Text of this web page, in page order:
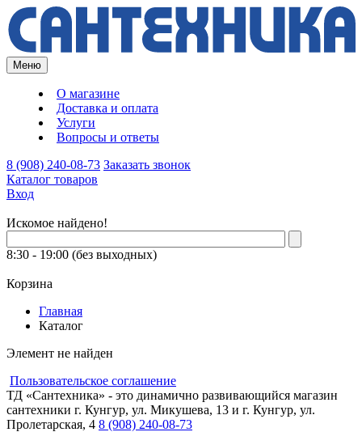
Меню
О магазине
Доставка и оплата
Услуги
Вопросы и ответы
8 (908) 240-08-73 Заказать звонок
Каталог товаров
Вход
Искомое найдено!
8:30 - 19:00 (без выходных)
Корзина
Главная
Каталог
Элемент не найден
Пользовательское соглашение
ТД «Сантехника» - это динамично развивающийся магазин
сантехники г. Кунгур, ул. Микушева, 13 и г. Кунгур, ул.
Пролетарская, 4 8 (908) 240-08-73